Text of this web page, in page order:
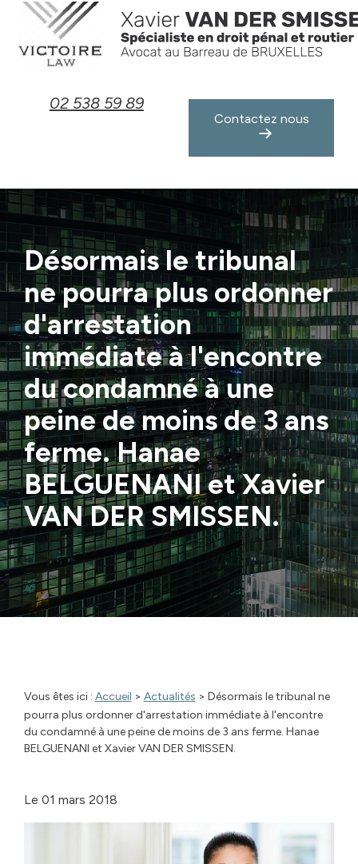
02 538 59 89
Contactez nous
Désormais le tribunal
ne pourra plus ordonner
d'arrestation
immédiate à l'encontre
du condamné à une
peine de moins de 3 ans
ferme. Hanae
BELGUENANI et Xavier
VAN DER SMISSEN.
Vous êtes ici : Accueil > Actualités > Désormais le tribunal ne
pourra plus ordonner d'arrestation immédiate à l'encontre
du condamné à une peine de moins de 3 ans ferme. Hanae
BELGUENANI et Xavier VAN DER SMISSEN.
Le 01 mars 2018
Panneau de gestion des cookies